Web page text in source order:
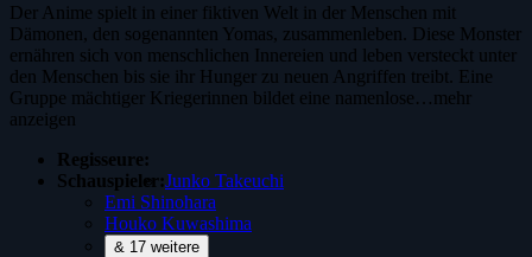
Der Anime spielt in einer fiktiven Welt in der Menschen mit
Dämonen, den sogenannten Yomas, zusammenleben. Diese Monster
ernähren sich von menschlichen Innereien und leben versteckt unter
den Menschen bis sie ihr Hunger zu neuen Angriffen treibt. Eine
Gruppe mächtiger Kriegerinnen bildet eine namenlose…mehr
anzeigen
Regisseure:
Schauspieler:Junko Takeuchi
Emi Shinohara
Houko Kuwashima
& 17 weitere